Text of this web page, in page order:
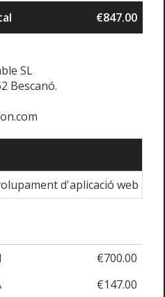
€847.00
SL
Bescanó.
d'aplicació web a
€700.00
€147.00